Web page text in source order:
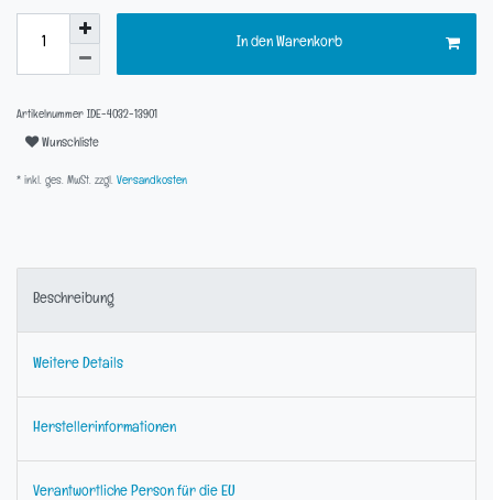
In den Warenkorb
Artikelnummer IDE-4032-13901
Wunschliste
* inkl. ges. MwSt. zzgl. Versandkosten
Beschreibung
Weitere Details
Herstellerinformationen
Verantwortliche Person für die EU